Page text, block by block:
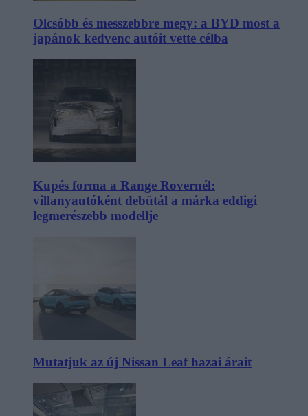
Olcsóbb és messzebbre megy: a BYD most a
japánok kedvenc autóit vette célba
Kupés forma a Range Rovernél:
villanyautóként debütál a márka eddigi
legmerészebb modellje
Mutatjuk az új Nissan Leaf hazai árait